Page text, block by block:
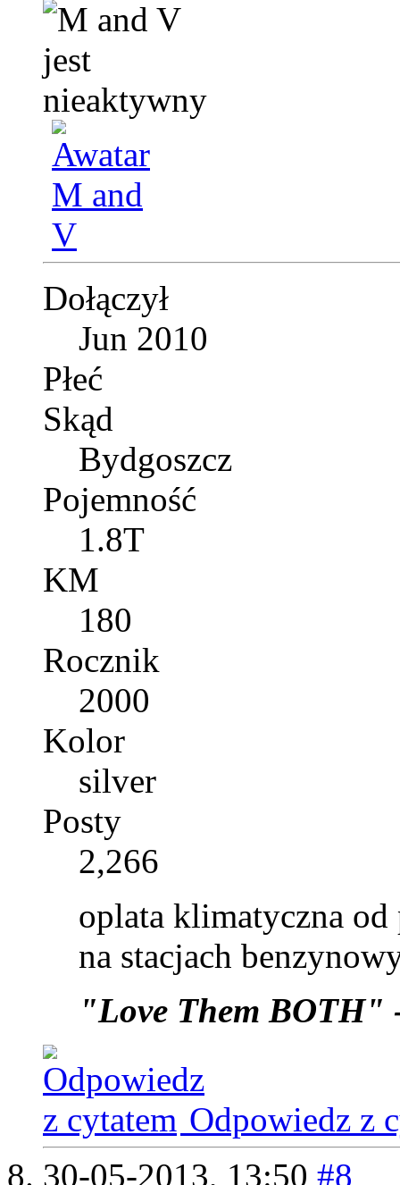
Dołączył
Jun 2010
Płeć
Skąd
Bydgoszcz
Pojemność
1.8T
KM
180
Rocznik
2000
Kolor
silver
Posty
2,266
oplata klimatyczna od
na stacjach
"Love Them BOTH"
Odpowiedz z
30-05-2013, 13:50 #8